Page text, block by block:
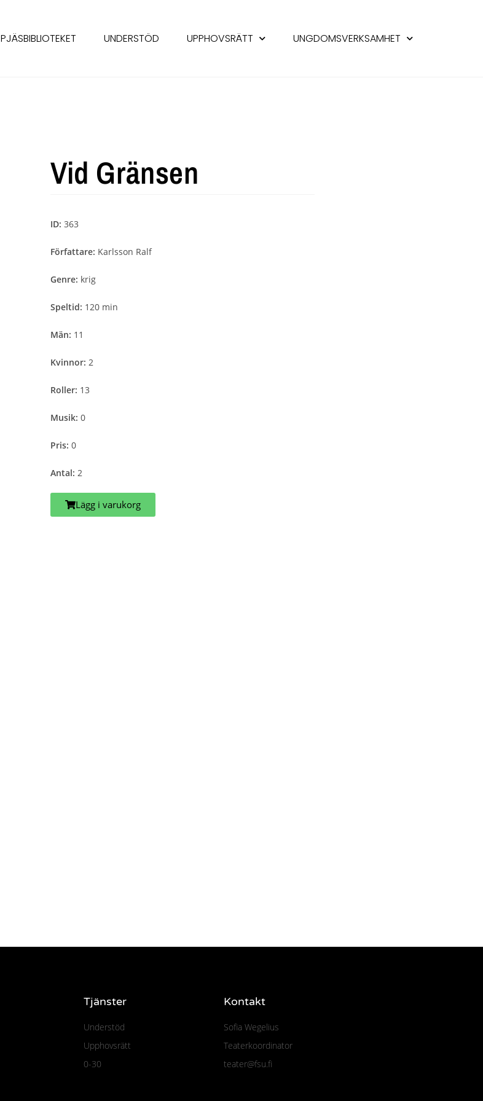
PJÄSBIBLIOTEKET UNDERSTÖD UPPHOVSRÄTT UNGDOMSVERKSAMHET
Vid Gränsen
ID: 363
Författare: Karlsson Ralf
Genre: krig
Speltid: 120 min
Män: 11
Kvinnor: 2
Roller: 13
Musik: 0
Pris: 0
Antal: 2
Lägg i varukorg
Tjänster
Understöd
Upphovsrätt
0-30
Kontakt
Sofia Wegelius
Teaterkoordinator
teater@fsu.fi